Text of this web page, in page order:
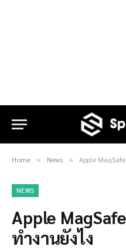
Home » News » Apple
NEWS
Apple
ทำงานยังไง